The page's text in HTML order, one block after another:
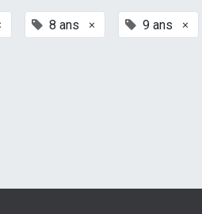
8 ans × 9 ans ×